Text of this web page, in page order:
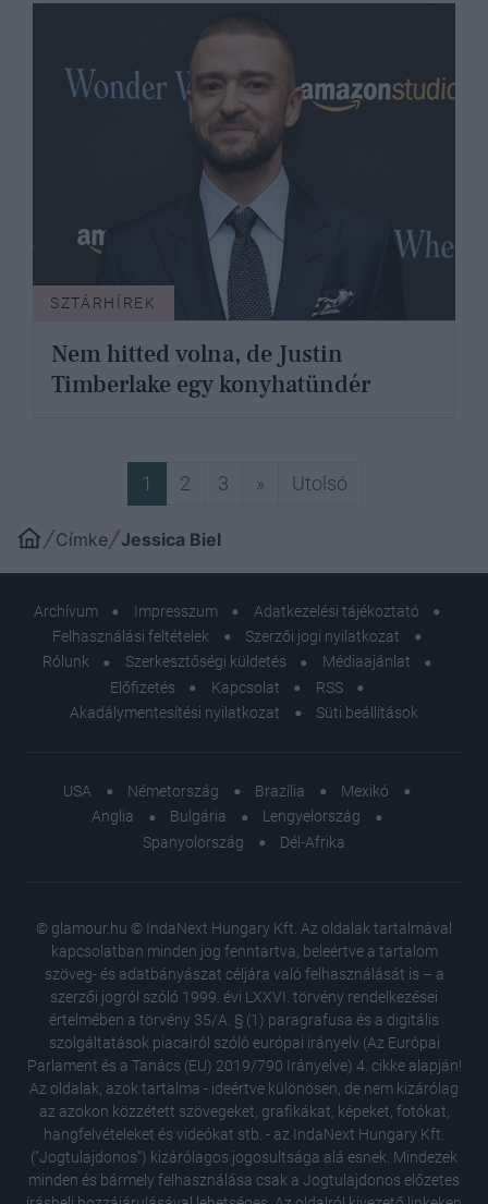
SZTÁRHÍREK
Nem hitted volna, de Justin
Timberlake egy konyhatündér
1 2 3 »Következő
UtolsóUtolsó
Címke Jessica Biel
Archívum Impresszum
Adatkezelési tájékoztató
Felhasználási feltételek
Szerzői jogi nyilatkozat
Rólunk
Szerkesztőségi küldetés
Médiaajánlat
Előfizetés
Kapcsolat
RSS
Akadálymentesítési nyilatkozat
Süti beállítások
USA Németország Brazília
Mexikó
Anglia
Bulgária
Lengyelország
Spanyolország
Dél-Afrika
© glamour.hu © IndaNext Hungary Kft. Az oldalak tartalmával
kapcsolatban minden jog fenntartva, beleértve a tartalom
szöveg- és adatbányászat céljára való felhasználását is – a
szerzői jogról szóló 1999. évi LXXVI. törvény rendelkezései
értelmében a törvény 35/A. § (1) paragrafusa és a digitális
szolgáltatások piacairól szóló európai irányelv (Az Európai
Parlament és a Tanács (EU) 2019/790 Irányelve) 4. cikke alapján!
Az oldalak, azok tartalma - ideértve különösen, de nem kizárólag
az azokon közzétett szövegeket, grafikákat, képeket, fotókat,
hangfelvételeket és videókat stb. - az IndaNext Hungary Kft.
("Jogtulajdonos") kizárólagos jogosultsága alá esnek. Mindezek
minden és bármely felhasználása csak a Jogtulajdonos előzetes